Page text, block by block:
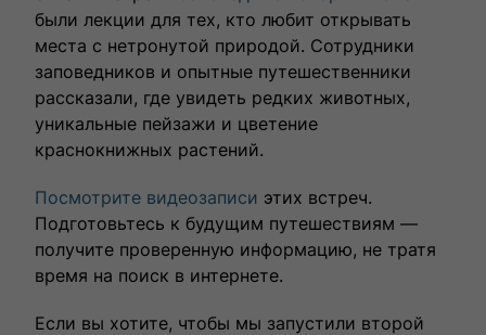
Авторы Скоро
Сотрудничаем с мастерами слова,
влюбленными в путешествия.
были лекции для тех, кто любит открывать
места с нетронутой природой. Сотрудники
заповедников и опытные путешественники
рассказали, где увидеть редких животных,
уникальные пейзажи и цветение
краснокнижных растений.
Посмотрите видеозаписи этих встреч.
Подготовьтесь к будущим путешествиям —
получите проверенную информацию, не тратя
время на поиск в интернете.
Если вы хотите, чтобы мы запустили второй